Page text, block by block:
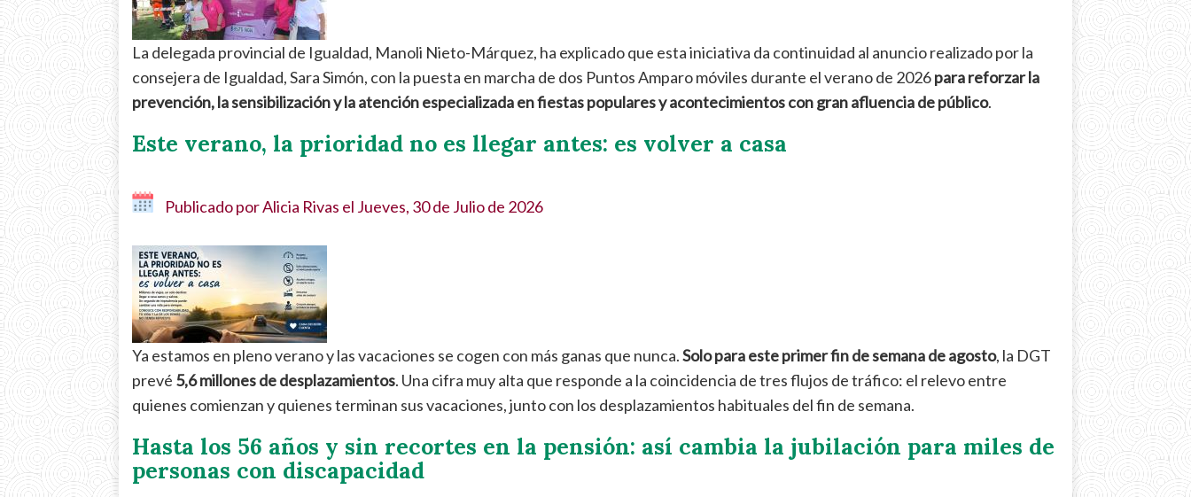
sin
que
te
des
cuenta?
24.07.26
La delegada provincial de Igualdad, Manoli Nieto-Márquez, ha explicado que esta iniciativa da continuidad al anuncio realizado por la
consejera de Igualdad, Sara Simón, con la puesta en marcha de dos Puntos Amparo móviles durante el verano de 2026para reforzar la
prevención, la sensibilización y la atención especializada en fiestas populares y acontecimientos con gran afluencia de público.
Este verano, la prioridad no es llegar antes: es volver a casa
Publicado porAlicia Rivas el Jueves, 30 de Julio de 2026
Ya estamos en pleno verano y las vacaciones se cogen con más ganas que nunca.Solo para este primer fin de semana de agosto, la DGT
prevé 5,6 millones de desplazamientos. Una cifra muy alta que responde a la coincidencia de tres flujos de tráfico: el relevo entre
quienes comienzan y quienes terminan sus vacaciones, junto con los desplazamientos habituales del fin de semana.
Hasta los 56 años y sin recortes en la pensión: así cambia la jubilación para miles de
personas con discapacidad